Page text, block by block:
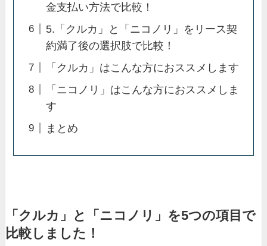
金支払い方法で比較！
5.「クルカ」と「ニコノリ」をリース契
約満了後の選択肢で比較！
「クルカ」はこんな方におススメします
「ニコノリ」はこんな方におススメしま
す
まとめ
「クルカ」と「ニコノリ」を5つの項目で
比較しました！